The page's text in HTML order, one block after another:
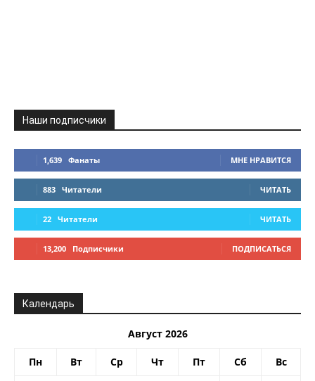
Наши подписчики
1,639 Фанаты МНЕ НРАВИТСЯ
883 Читатели ЧИТАТЬ
22 Читатели ЧИТАТЬ
13,200 Подписчики ПОДПИСАТЬСЯ
Календарь
Август 2026
Пн Вт Ср Чт Пт Сб Вс